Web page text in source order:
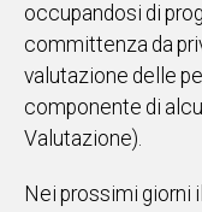
occupandosi di
committenza da
valutazione delle
componente di
Valutazione).
Nei prossimi giorni